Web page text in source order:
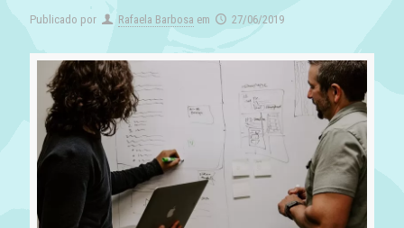
Publicado por Rafaela Barbosa em 27/06/2019